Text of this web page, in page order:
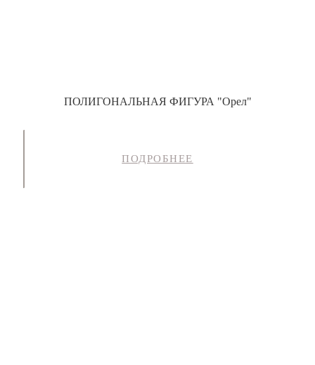
ПОЛИГОНАЛЬНАЯ ФИГУРА "Орел"
ПОДРОБНЕЕ